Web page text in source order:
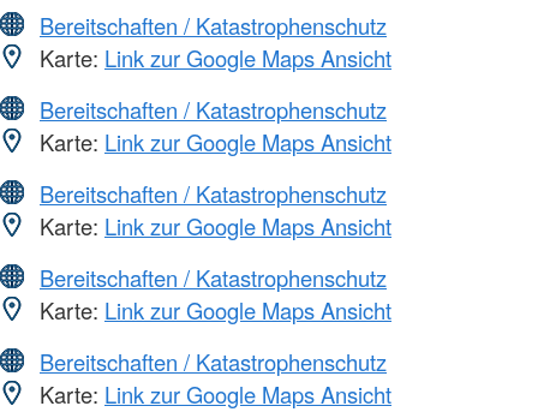
Bereitschaften / Katastrophenschutz
Karte: Link zur Google Maps Ansicht
Bereitschaften / Katastrophenschutz
Karte: Link zur Google Maps Ansicht
Bereitschaften / Katastrophenschutz
Karte: Link zur Google Maps Ansicht
Bereitschaften / Katastrophenschutz
Karte: Link zur Google Maps Ansicht
Bereitschaften / Katastrophenschutz
Karte: Link zur Google Maps Ansicht